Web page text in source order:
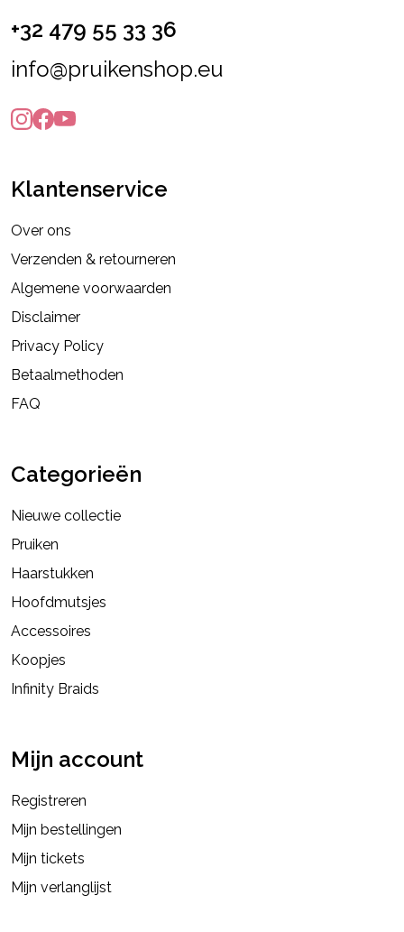
+32 479 55 33 36
info@pruikenshop.eu
Klantenservice
Over ons
Verzenden & retourneren
Algemene voorwaarden
Disclaimer
Privacy Policy
Betaalmethoden
FAQ
Categorieën
Nieuwe collectie
Pruiken
Haarstukken
Hoofdmutsjes
Accessoires
Koopjes
Infinity Braids
Mijn account
Registreren
Mijn bestellingen
Mijn tickets
Mijn verlanglijst